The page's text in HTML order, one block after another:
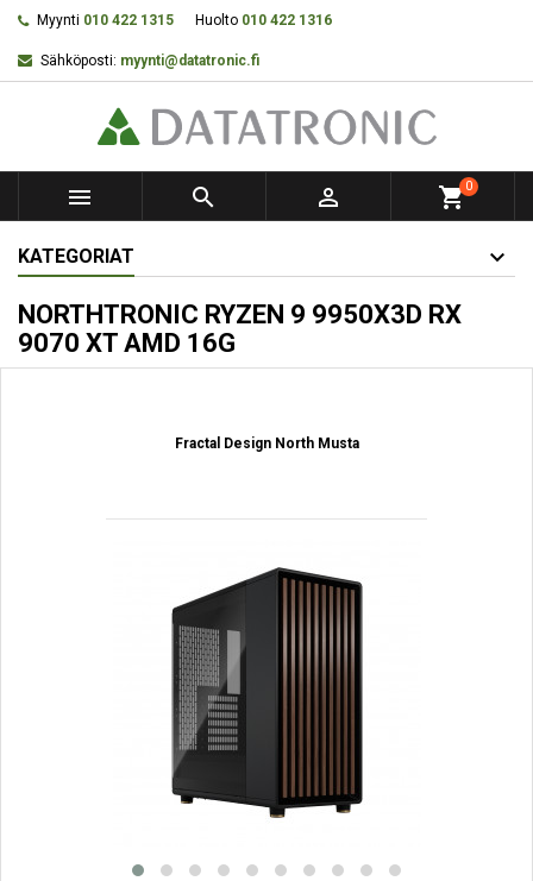
Myynti 010 422 1315 Huolto 010 422 1316
Sähköposti: myynti@datatronic.fi
   shopping_cart0
KATEGORIAT
NORTHTRONIC RYZEN 9 9950X3D RX
9070 XT AMD 16G
Fractal Design North Musta